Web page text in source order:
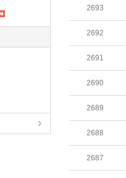
2693
2692
2691
2690
2689
2688
2687